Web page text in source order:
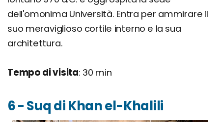
dell'omonima Università. Entra per ammirare il
suo meraviglioso cortile interno e la sua
architettura.
Tempo di visita: 30 min
6 - Suq di Khan el-Khalili